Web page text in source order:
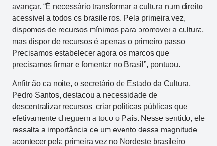
avançar. “É necessário transformar a cultura num direito
acessível a todos os brasileiros. Pela primeira vez,
dispomos de recursos mínimos para promover a cultura,
mas dispor de recursos é apenas o primeiro passo.
Precisamos estabelecer agora os marcos que
precisamos firmar e fomentar no Brasil”, pontuou.
Anfitrião da noite, o secretário de Estado da Cultura,
Pedro Santos, destacou a necessidade de
descentralizar recursos, criar políticas públicas que
efetivamente cheguem a todo o País. Nesse sentido, ele
ressalta a importância de um evento dessa magnitude
acontecer pela primeira vez no Nordeste brasileiro.